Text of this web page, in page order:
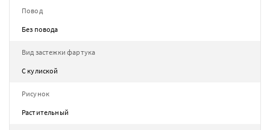
Повод
Без повода
Вид застежки фартука
С кулиской
Рисунок
Растительный